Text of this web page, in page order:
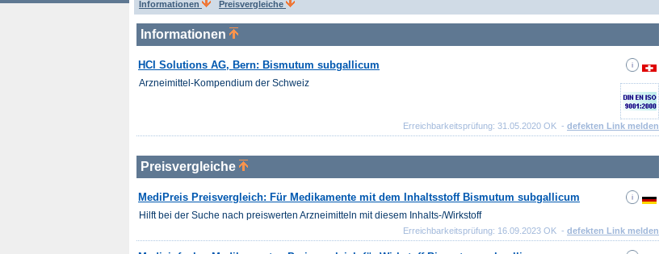
Informationen Preisvergleiche
Informationen
HCI Solutions AG, Bern: Bismutum subgallicum
Arzneimittel-Kompendium der Schweiz
Erreichbarkeitsprüfung: 31.05.2020 OK - defekten Link melden
Preisvergleiche
MediPreis Preisvergleich: Für Medikamente mit dem Inhaltsstoff Bismutum subgallicum
Hilft bei der Suche nach preiswerten Arzneimitteln mit diesem Inhalts-/Wirkstoff
Erreichbarkeitsprüfung: 16.09.2023 OK - defekten Link melden